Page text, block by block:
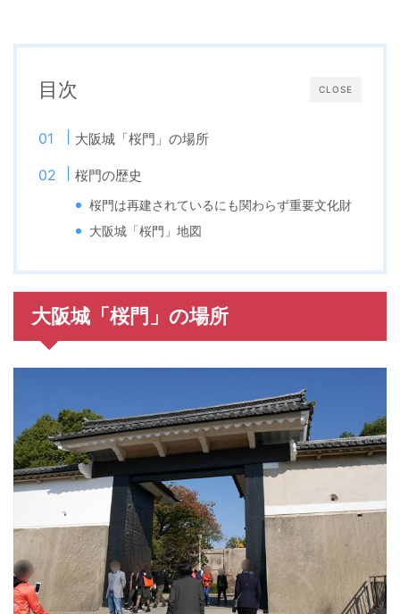
CLOSE
目次
大阪城「桜門」の場所
桜門の歴史
桜門は再建されているにも関わらず重要文化財
大阪城「桜門」地図
大阪城「桜門」の場所